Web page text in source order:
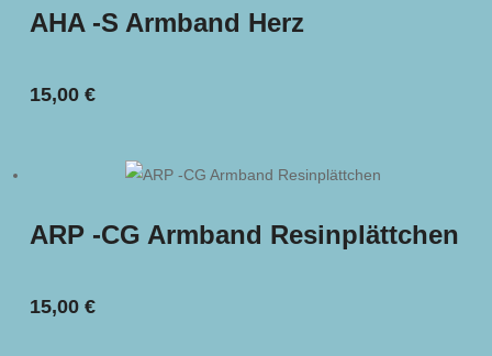
AHA -S Armband Herz
15,00€
ARP -CG Armband Resinplättchen
15,00€